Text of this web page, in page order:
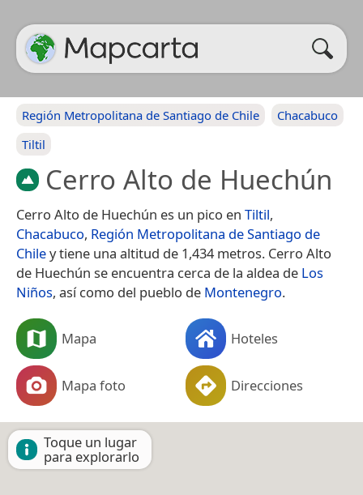
Región Metropolitana de Santiago de Chile
Chacabuco
Tiltil
Cerro Alto de Huechún
Cerro Alto de Huechún es un pico en Tiltil,
Chacabuco, Región Metropolitana de Santiago de
Chiley tiene una altitud de 1,434 metros. Cerro Alto
de Huechún se encuentra cerca de la aldea de Los
Niños, así como del pueblo de Montenegro.
Mapa Hoteles
Mapa foto Direcciones
Toque un lugar
para explorarlo